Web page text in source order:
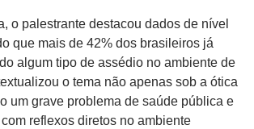
o palestrante destacou dados de nível
que mais de 42% dos brasileiros já
algum tipo de assédio no ambiente de
o tema não apenas sob a ótica
um grave problema de saúde pública e
reflexos diretos no ambiente